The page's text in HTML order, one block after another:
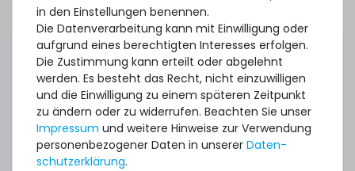
Dieses Hardware Care Pack ist gültig nur in
Verbindung mit einem von uns angebotenem
Server. Sofern Sie ihre bestehende Systeme
absichern möchten, können Sie gerne ein
individuelles Angebot für ein Hardware Care Pack bei
uns einholen.
in den Einstellungen benennen.
Die Datenverarbeitung kann mit Einwilligung oder
aufgrund eines berechtigten Interesses erfolgen.
Die Zustimmung kann erteilt oder abgelehnt
werden. Es besteht das Recht, nicht einzuwilligen
und die Einwilligung zu einem späteren Zeitpunkt
zu ändern oder zu widerrufen. Beachten Sie unser
Impressum und weitere Hinweise zur Verwendung
personenbezogener Daten in unserer Daten­
schutz­erklärung.